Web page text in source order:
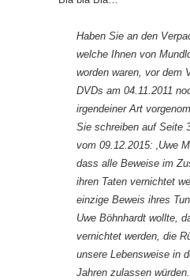
Haben Sie an den
welche Ihnen von
worden waren, vor dem
DVDs am 04.11.2011
irgendeiner Art
Sie schreiben auf Seite
vom 09.12.2015: ‚Uwe
dass alle Beweise im
ihren Taten vernichtet
einzige Beweis ihres
Uwe Böhnhardt wollte,
vernichtet werden, die
unsere Lebensweise in
Jahren zulassen